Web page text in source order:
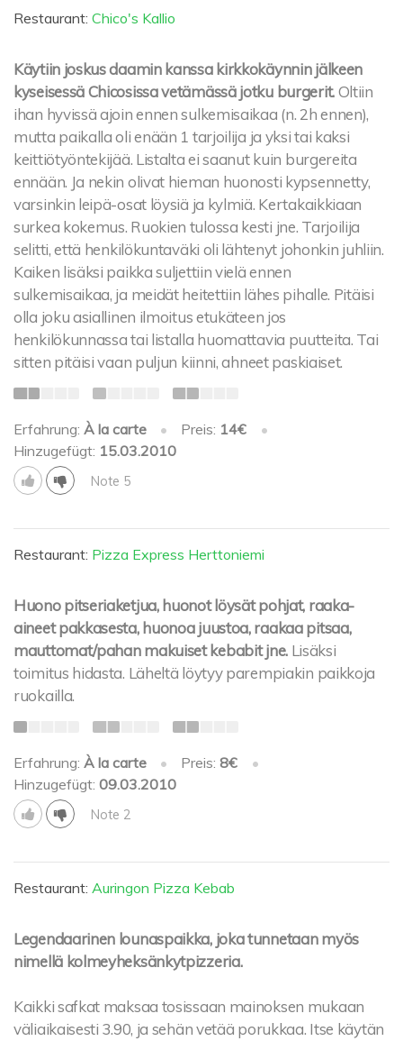
Restaurant: Chico's Kallio
Käytiin joskus daamin kanssa kirkkokäynnin jälkeen
kyseisessä Chicosissa vetämässä jotku burgerit.Oltiin
ihan hyvissä ajoin ennen sulkemisaikaa (n. 2h ennen),
mutta paikalla oli enään 1 tarjoilija ja yksi tai kaksi
keittiötyöntekijää. Listalta ei saanut kuin burgereita
ennään. Ja nekin olivat hieman huonosti kypsennetty,
varsinkin leipä-osat löysiä ja kylmiä. Kertakaikkiaan
surkea kokemus. Ruokien tulossa kesti jne. Tarjoilija
selitti, että henkilökuntaväki oli lähtenyt johonkin juhliin.
Kaiken lisäksi paikka suljettiin vielä ennen
sulkemisaikaa, ja meidät heitettiin lähes pihalle. Pitäisi
olla joku asiallinen ilmoitus etukäteen jos
henkilökunnassa tai listalla huomattavia puutteita. Tai
sitten pitäisi vaan puljun kiinni, ahneet paskiaiset.
Erfahrung: À la carte • Preis: 14€
•
Hinzugefügt: 15.03.2010
Note 5
Restaurant: Pizza Express Herttoniemi
Huono pitseriaketjua, huonot löysät pohjat, raaka-
aineet pakkasesta, huonoa juustoa, raakaa pitsaa,
mauttomat/pahan makuiset kebabit jne. Lisäksi
toimitus hidasta. Läheltä löytyy parempiakin paikkoja
ruokailla.
Erfahrung: À la carte • Preis:8€
•
Hinzugefügt: 09.03.2010
Note 2
Restaurant: Auringon Pizza Kebab
Legendaarinen lounaspaikka, joka tunnetaan myös
nimellä kolmeyheksänkytpizzeria.
Kaikki safkat maksaa tosissaan mainoksen mukaan
väliaikaisesti 3.90, ja sehän vetää porukkaa. Itse käytän